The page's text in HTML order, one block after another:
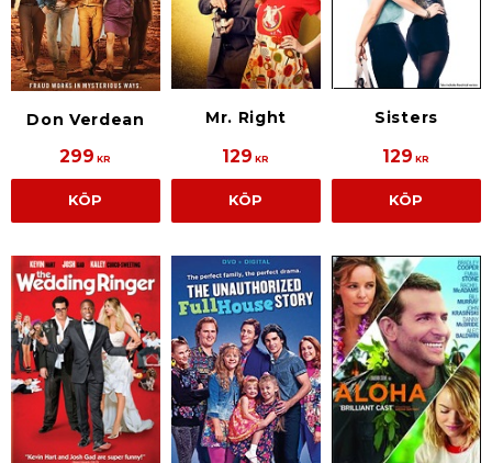
Don Verdean
299 KR
KÖP
Mr. Right
129 KR
KÖP
Sisters
129 KR
KÖP